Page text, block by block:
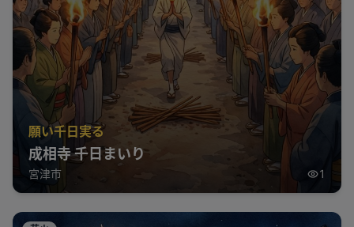
願い千日実る
成相寺 千日まいり
宮津市 1